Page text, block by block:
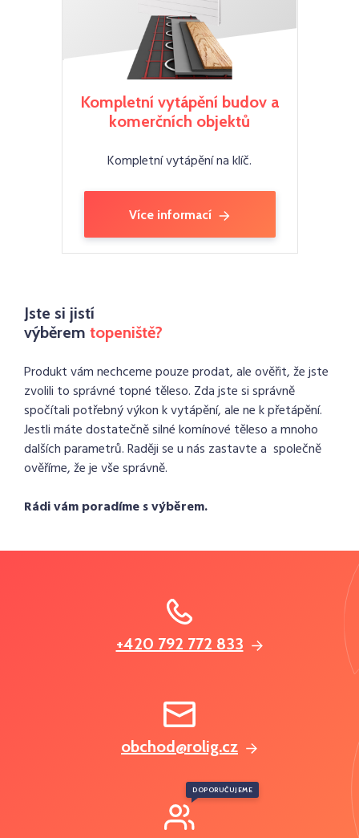
Kompletní vytápění budov a
komerčních objektů
Kompletní vytápění na klíč.
Více informací
Jste si jistí
výběrem topeniště?
Produkt vám nechceme pouze prodat, ale ověřit, že jste
zvolili to správné topné těleso. Zda jste si správně
spočítali potřebný výkon k vytápění, ale ne k přetápění.
Jestli máte dostatečně silné komínové těleso a mnoho
dalších parametrů. Raději se u nás zastavte a společně
ověříme, že je vše správně.
Rádi vám poradíme s výběrem.
+420 792 772 833
obchod@rolig.cz
DOPORUČUJEME